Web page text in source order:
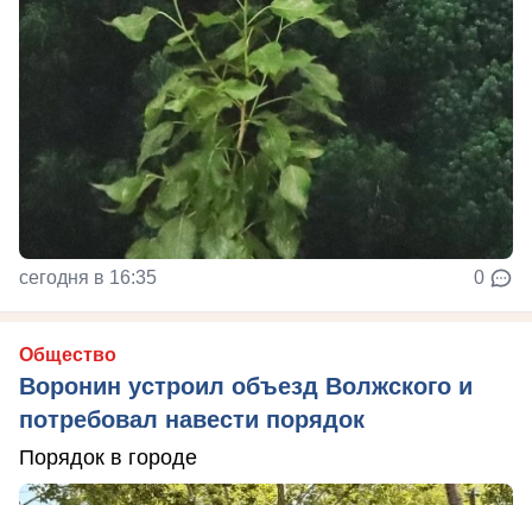
сегодня в 16:35 0
Общество
Воронин устроил объезд Волжского и
потребовал навести порядок
Порядок в городе